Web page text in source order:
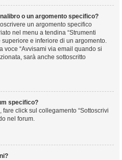
o un argomento specifico?
un argomento specifico
nel menu a tendina “Strumenti
e inferiore di un argomento.
voce “Avvisami via email quando si
sarà anche sottoscritto
specifico?
click sul collegamento “Sottoscrivi
nel forum.